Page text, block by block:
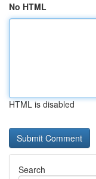
No HTML
HTML is disabled
Search